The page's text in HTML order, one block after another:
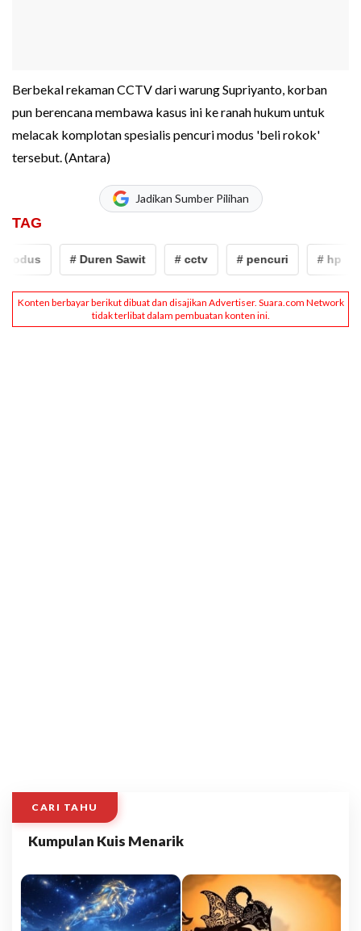
Berbekal rekaman CCTV dari warung Supriyanto, korban
pun berencana membawa kasus ini ke ranah hukum untuk
melacak komplotan spesialis pencuri modus 'beli rokok'
tersebut. (Antara)
Jadikan Sumber Pilihan
TAG
# Duren Sawit # cctv # pencuri # hp
CARI TAHU
Kumpulan Kuis Menarik